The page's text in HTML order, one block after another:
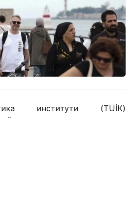
институти (ТÜİК)
кўра, ҳисобот даврида